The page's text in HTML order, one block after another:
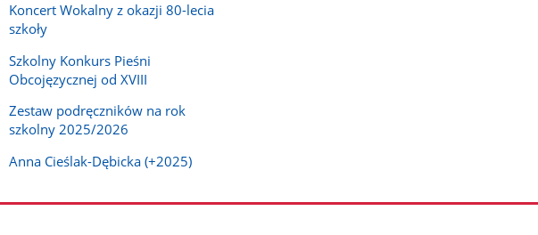
Koncert Wokalny z okazji 80-lecia
szkoły
Szkolny Konkurs Pieśni
Obcojęzycznej od XVIII
Zestaw podręczników na rok
szkolny 2025/2026
Anna Cieślak-Dębicka (+2025)